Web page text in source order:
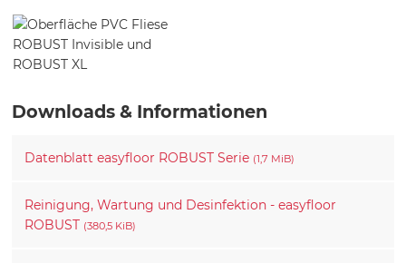
Downloads & Informationen
Datenblatt easyfloor ROBUST Serie (1,7 MiB)
Reinigung, Wartung und Desinfektion - easyfloor
ROBUST (380,5 KiB)